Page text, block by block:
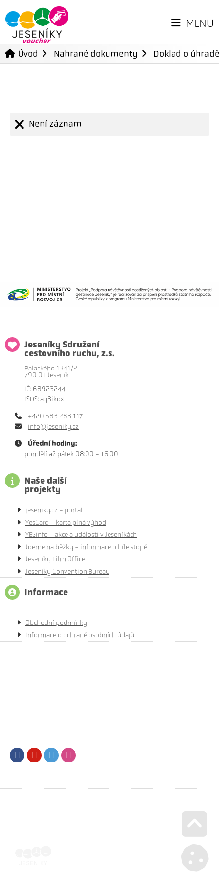
MENU
Úvod Nahrané dokumenty Doklad o
Není záznam
Jeseníky Sdružení
cestovního ruchu, z.s.
Palackého 1341/2
790 01 Jeseník
IČ: 68923244
ISDS: aq3ikqx
+420 583 283 117
info@jeseniky.cz
Úřední hodiny:
pondělí až pátek 08:00 - 16:00
Naše další
projekty
jeseniky.cz - portál
YesCard - karta plná výhod
YESinfo - akce a události v Jeseníkách
Jdeme na běžky - informace o bíle stopě
Jeseníky Film Office
Jeseníky Convention Bureau
Informace
Obchodní podmínky
Informace o ochraně osobních údajů
FacebookYoutubeTwitter
Go